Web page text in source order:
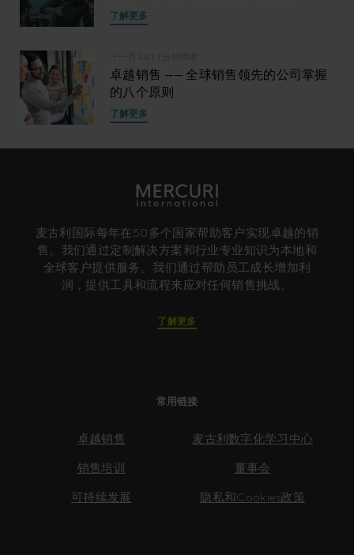
了解更多
卓越销售 —— 全球销售领先的公司掌握
的八个原则
了解更多
麦古利国际每年在50多个国家帮助客户实现卓越的销
售。我们通过定制解决方案和行业专业知识为本地和
全球客户提供服务。我们通过帮助员工成长增加利
润，提供工具和流程来应对任何销售挑战。
了解更多
常用链接
卓越销售
销售培训
可持续发展
麦古利数字化学习中心
董事会
隐私和Cookies政策